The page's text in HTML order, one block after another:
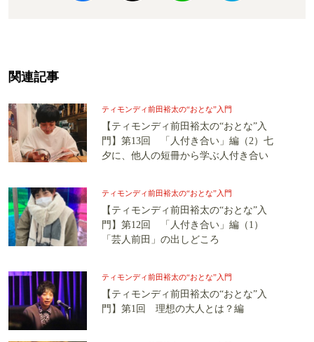
関連記事
ティモンディ前田裕太の“おとな”入門
【ティモンディ前田裕太の“おとな”入
門】第13回 「人付き合い」編（2）七
夕に、他人の短冊から学ぶ人付き合い
ティモンディ前田裕太の“おとな”入門
【ティモンディ前田裕太の“おとな”入
門】第12回 「人付き合い」編（1）
「芸人前田」の出しどころ
ティモンディ前田裕太の“おとな”入門
【ティモンディ前田裕太の“おとな”入
門】第1回 理想の大人とは？編